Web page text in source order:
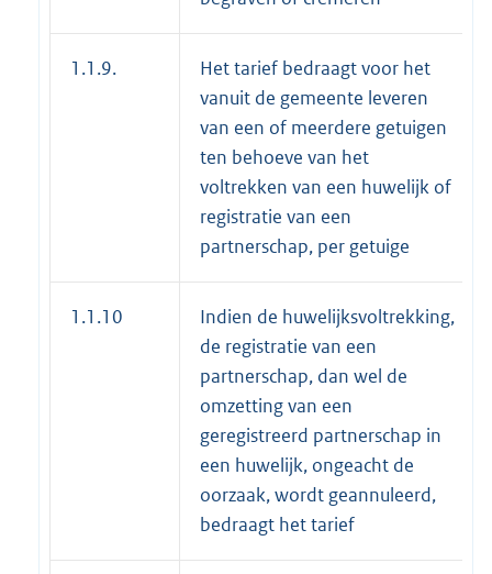
1.1.9.
Het tarief bedraagt voor het
vanuit de gemeente leveren
van een of meerdere getuigen
ten behoeve van het
voltrekken van een huwelijk of
registratie van een
partnerschap, per getuige
1.1.10
Indien de huwelijksvoltrekking,
de registratie van een
partnerschap, dan wel de
omzetting van een
geregistreerd partnerschap in
een huwelijk, ongeacht de
oorzaak, wordt geannuleerd,
bedraagt het tarief